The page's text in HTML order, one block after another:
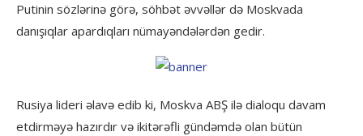
Putinin sözlərinə görə, söhbət əvvəllər də Moskvada
danışıqlar apardıqları nümayəndələrdən gedir.
Rusiya lideri əlavə edib ki, Moskva ABŞ ilə dialoqu davam
etdirməyə hazırdır və ikitərəfli gündəmdə olan bütün